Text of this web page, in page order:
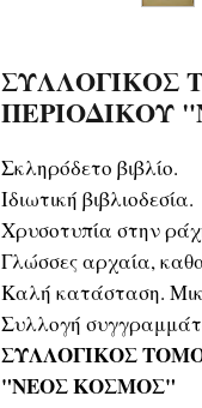
ΣΥΛΛΟΓΙΚΟΣ
ΠΕΡΙΟΔΙΚΟΥ
Σκληρόδετο βιβλίο.
Ιδιωτική βιβλιοδεσία.
Χρυσοτυπία στην
Γλώσσες αρχαία,
Καλή κατάσταση.
Συλλογή
ΣΥΛΛΟΓΙΚΟΣ
"ΝΕΟΣ ΚΟΣΜΟΣ"